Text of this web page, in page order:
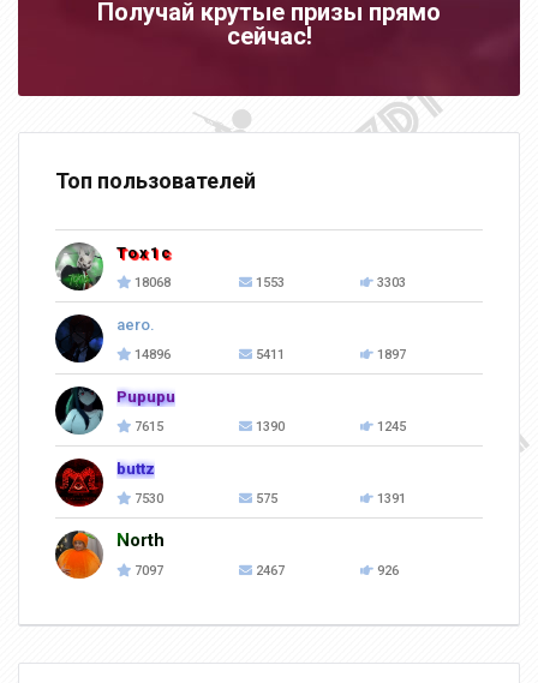
Получай крутые призы прямо
сейчас!
Топ пользователей
Tox1c
18068 1553 3303
aero.
14896 5411 1897
Pupupu
7615 1390 1245
buttz
7530 575 1391
North
7097 2467 926